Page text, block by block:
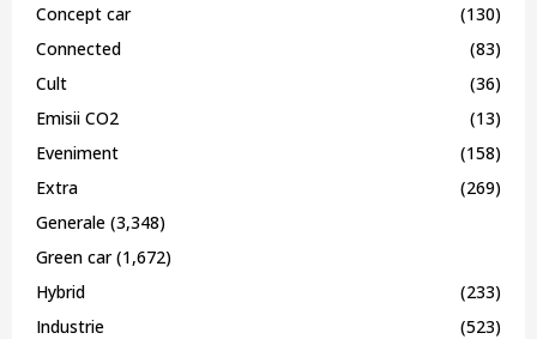
Concept car
(130)
Connected
(83)
Cult
(36)
Emisii CO2
(13)
Eveniment
(158)
Extra
(269)
Generale (3,348)
Green car(1,672)
Hybrid
(233)
Industrie
(523)